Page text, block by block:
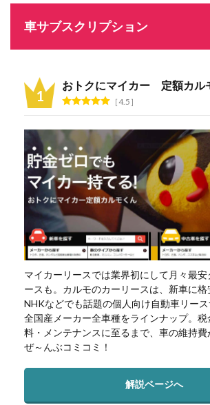
車サブスクリプション
おトクにマイカー 定額カル
4.5
マイカーリースでは業界初にして月々最安
ースも。カルモのカーリースは、新車に格
NHKなどでも話題の個人向け自動車リース
全国産メーカー全車種をラインナップ。
料・メンテナンスに至るまで、車の維持費
ぜ～んぶコミコミ！
解説ページへ